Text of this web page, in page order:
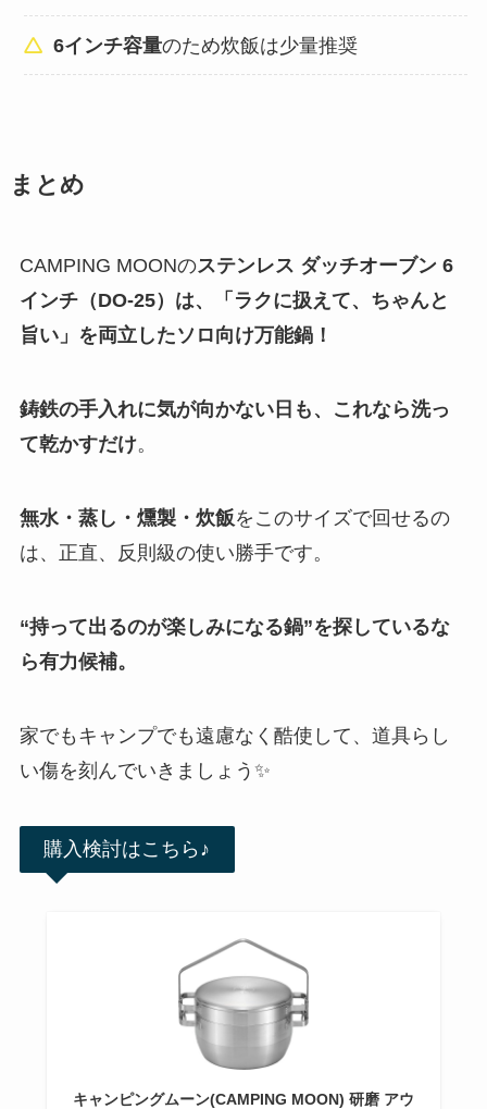
6インチ容量のため炊飯は少量推奨
まとめ
CAMPING MOONのステンレス ダッチオーブン 6
インチ（DO-25）は、「ラクに扱えて、ちゃんと
旨い」を両立したソロ向け万能鍋！
鋳鉄の手入れに気が向かない日も、これなら洗っ
て乾かすだけ。
無水・蒸し・燻製・炊飯をこのサイズで回せるの
は、正直、反則級の使い勝手です。
“持って出るのが楽しみになる鍋”を探しているな
ら有力候補。
家でもキャンプでも遠慮なく酷使して、道具らし
い傷を刻んでいきましょう✨
購入検討はこちら♪
キャンピングムーン(CAMPING MOON) 研磨 アウ